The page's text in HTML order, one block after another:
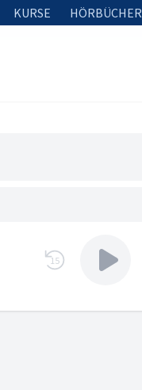
KURSE HÖRBÜCHER
15